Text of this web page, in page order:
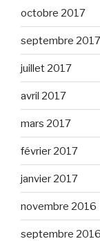
octobre 2017
septembre 2017
juillet 2017
avril 2017
mars 2017
février 2017
janvier 2017
novembre 2016
septembre 2016